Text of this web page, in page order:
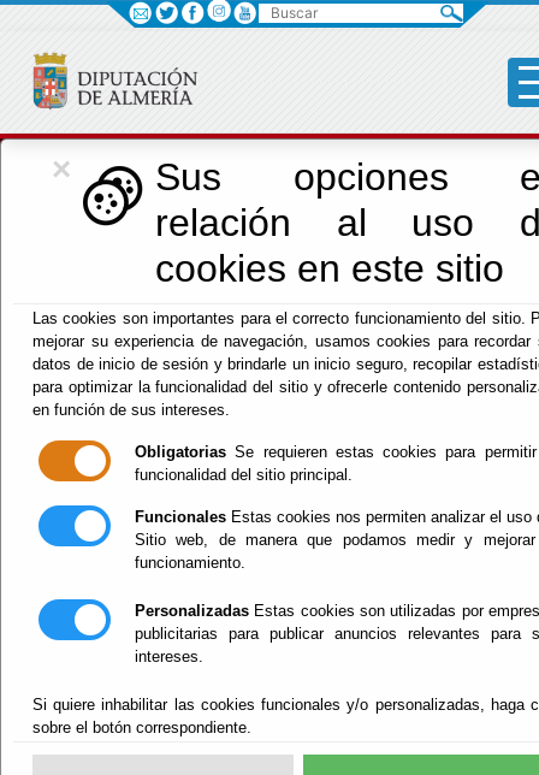
×
Sus opciones
relación al uso
cookies en este sitio
Las cookies son importantes para el correcto funcionamiento del sitio.
mejorar su experiencia de navegación, usamos cookies para recordar
datos de inicio de sesión y brindarle un inicio seguro, recopilar
para optimizar la funcionalidad del sitio y ofrecerle contenido
en función de sus intereses.
Obligatorias Se requieren estas cookies para
funcionalidad del sitio principal.
Funcionales Estas cookies nos permiten analizar el uso
Sitio web, de manera que podamos medir y
funcionamiento.
Personalizadas Estas cookies son utilizadas por
publicitarias para publicar anuncios relevantes para
intereses.
Si quiere inhabilitar las cookies funcionales y/o personalizadas, haga
sobre el botón correspondiente.
Cultura, Cine e
Identidad Almeriense
Menú Cultura
Inicio -Cultura y Cine - FICAL 2025. Inscripciones al
Concurso Maratón 48x3
FICAL 2025.
Inscripciones al
Concurso
Maratón 48x3
Escuchar
Buscar